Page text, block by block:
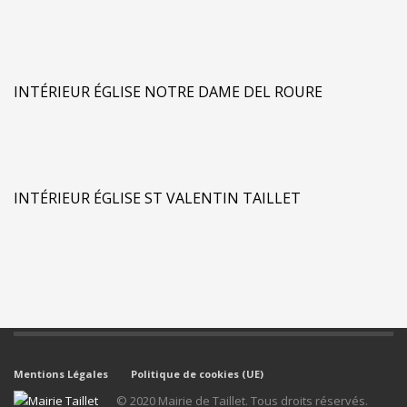
INTÉRIEUR ÉGLISE NOTRE DAME DEL ROURE
INTÉRIEUR ÉGLISE ST VALENTIN TAILLET
Mentions Légales Politique de cookies (UE)
© 2020 Mairie de Taillet. Tous droits réservés.